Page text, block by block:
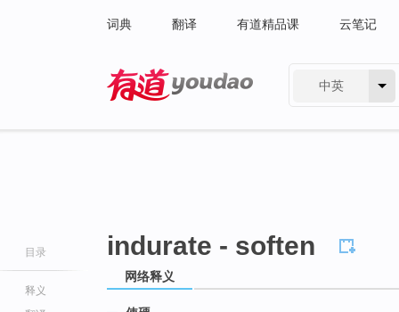
词典 翻译 有道精品课 云笔记
中英
目录
释义
indurate - soften
网络释义